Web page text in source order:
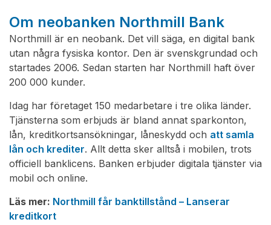
Om neobanken Northmill Bank
Northmill är en neobank. Det vill säga, en digital bank
utan några fysiska kontor. Den är svenskgrundad och
startades 2006. Sedan starten har Northmill haft över
200 000 kunder.
Idag har företaget 150 medarbetare i tre olika länder.
Tjänsterna som erbjuds är bland annat sparkonton,
lån, kreditkortsansökningar, låneskydd och att samla
lån och krediter. Allt detta sker alltså i mobilen, trots
officiell banklicens. Banken erbjuder digitala tjänster via
mobil och online.
Läs mer: Northmill får banktillstånd – Lanserar
kreditkort